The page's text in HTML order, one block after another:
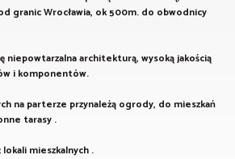
granic Wrocławia, ok 500m. do obwodnicy
niepowtarzalna architekturą, wysoką jakością
i komponentów.
na parterze przynależą ogrody, do mieszkań
tarasy .
lokali mieszkalnych .